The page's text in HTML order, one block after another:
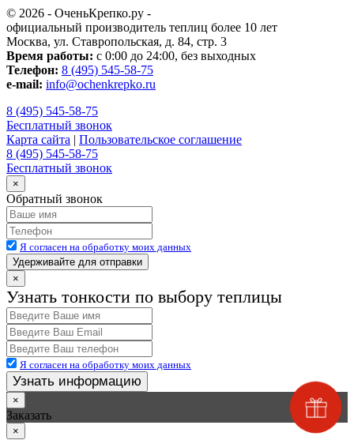
© 2026 - ОченьКрепко.ру -
официальный производитель теплиц более 10 лет
Москва, ул. Ставропольская, д. 84, стр. 3
Время работы: с 0:00 до 24:00, без выходных
Телефон: 8 (495) 545-58-75
e-mail: info@ochenkrepko.ru
8 (495) 545-58-75
Бесплатный звонок
Карта сайта | Пользовательское соглашение
8 (495) 545-58-75
Бесплатный звонок
×
Обратный звонок
Я согласен на обработку моих данных
Удерживайте для отправки
×
Узнать тонкости по выбору теплицы
Я согласен на обработку моих данных
Узнать информацию
×
Заказать
×